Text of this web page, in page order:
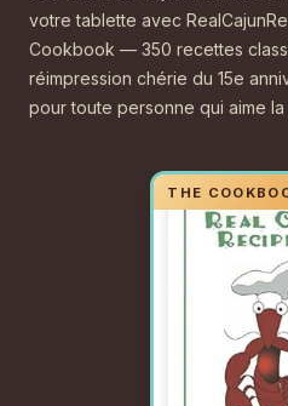
votre tablette avec
Cookbook — 350 recettes
réimpression chérie du 15e
pour toute personne qui aime la